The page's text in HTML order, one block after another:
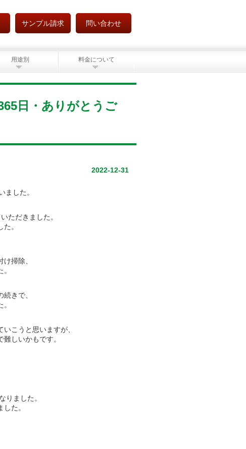
サンプル請求 問い合わせ
用途別 料金について
日・ありがとうご
2022-12-31
ました。
ただきました。
。
掃除、
きで、
こうと思いますが、
しいかもです。
りました。
た。